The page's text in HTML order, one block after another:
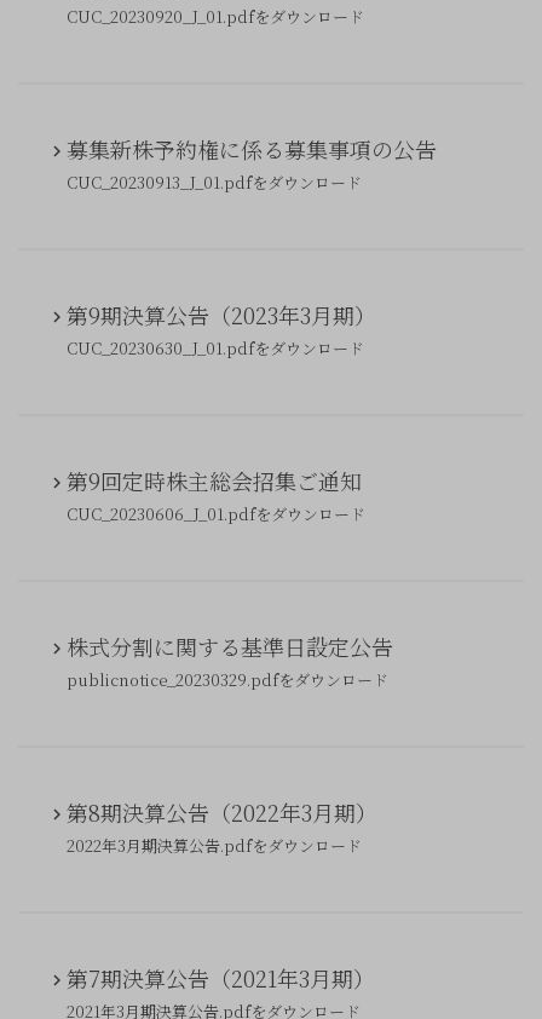
CUC_20230920_J_01.pdfをダウンロード
募集新株予約権に係る募集事項の公告
CUC_20230913_J_01.pdfをダウンロード
第9期決算公告（2023年3月期）
CUC_20230630_J_01.pdfをダウンロード
第9回定時株主総会招集ご通知
CUC_20230606_J_01.pdfをダウンロード
株式分割に関する基準日設定公告
publicnotice_20230329.pdfをダウンロード
第8期決算公告（2022年3月期）
2022年3月期決算公告.pdfをダウンロード
第7期決算公告（2021年3月期）
2021年3月期決算公告.pdfをダウンロード